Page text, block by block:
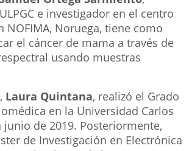
e investigador en el centro
NOFIMA, Noruega, tiene como
el cáncer de mama a través de
usando muestras
Laura Quintana, realizó el Grado
en la Universidad Carlos
junio de 2019. Posteriormente,
de Investigación en Electrónica